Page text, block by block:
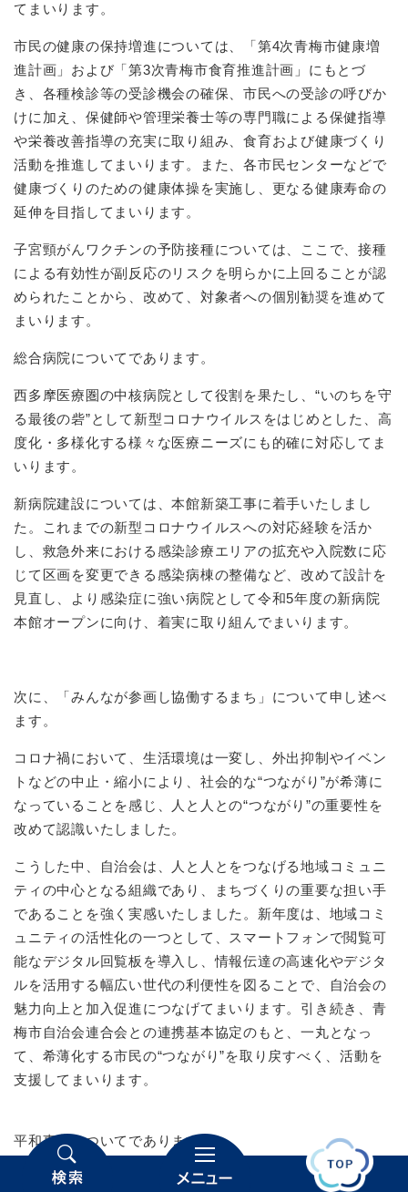
てまいります。
市民の健康の保持増進については、「第4次青梅市健康増
進計画」および「第3次青梅市食育推進計画」にもとづ
き、各種検診等の受診機会の確保、市民への受診の呼びか
けに加え、保健師や管理栄養士等の専門職による保健指導
や栄養改善指導の充実に取り組み、食育および健康づくり
活動を推進してまいります。また、各市民センターなどで
健康づくりのための健康体操を実施し、更なる健康寿命の
延伸を目指してまいります。
子宮頸がんワクチンの予防接種については、ここで、接種
による有効性が副反応のリスクを明らかに上回ることが認
められたことから、改めて、対象者への個別勧奨を進めて
まいります。
総合病院についてであります。
西多摩医療圏の中核病院として役割を果たし、“いのちを守
る最後の砦”として新型コロナウイルスをはじめとした、高
度化・多様化する様々な医療ニーズにも的確に対応してま
いります。
新病院建設については、本館新築工事に着手いたしまし
た。これまでの新型コロナウイルスへの対応経験を活か
し、救急外来における感染診療エリアの拡充や入院数に応
じて区画を変更できる感染病棟の整備など、改めて設計を
見直し、より感染症に強い病院として令和5年度の新病院
本館オープンに向け、着実に取り組んでまいります。
次に、「みんなが参画し協働するまち」について申し述べ
ます。
コロナ禍において、生活環境は一変し、外出抑制やイベン
トなどの中止・縮小により、社会的な“つながり”が希薄に
なっていることを感じ、人と人との“つながり”の重要性を
改めて認識いたしました。
こうした中、自治会は、人と人とをつなげる地域コミュニ
ティの中心となる組織であり、まちづくりの重要な担い手
であることを強く実感いたしました。新年度は、地域コミ
ュニティの活性化の一つとして、スマートフォンで閲覧可
能なデジタル回覧板を導入し、情報伝達の高速化やデジタ
ルを活用する幅広い世代の利便性を図ることで、自治会の
魅力向上と加入促進につなげてまいります。引き続き、青
梅市自治会連合会との連携基本協定のもと、一丸となっ
て、希薄化する市民の“つながり”を取り戻すべく、活動を
支援してまいります。
平和事業についてであります。
世界連邦運動協会青梅支部と協力し、今後も平和の尊さを